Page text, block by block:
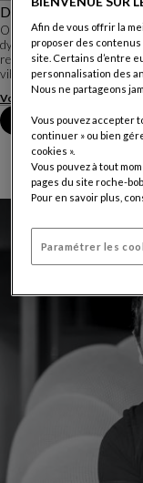
Description
On retrouve dans Speed
dynamique de la matière :
reflets laqués. Des
vibration de la matière...
Voir plus Télécharger la
Afin de vous offrir la
proposer des
site. Certains d’entre
personnalisation des
Nous ne partageons
Vous pouvez accepter
continuer » ou bien
cookies ».
Vous pouvez à tout
pages du site roche-
Pour en savoir plus,
Paramétrer les